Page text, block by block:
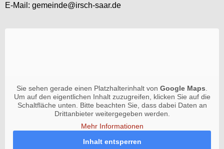
E-Mail: gemeinde@irsch-saar.de
Sie sehen gerade einen Platzhalterinhalt von Google Maps
Um auf den eigentlichen Inhalt zuzugreifen, klicken Sie auf die
Schaltfläche unten. Bitte beachten Sie, dass dabei Daten an
Drittanbieter weitergegeben werden.
Mehr Informationen
Inhalt entsperren